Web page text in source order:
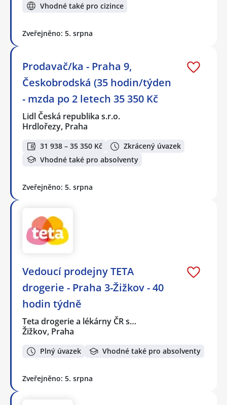
Vhodné také pro cizince
Zveřejněno: 5. srpna
Prodavač/ka - Praha 9,
Českobrodská (35 hodin/týden
- mzda po 2 letech 35 350 Kč
Lidl Česká republika s.r.o.
Hrdlořezy, Praha
31 938 – 35 350 Kč
Zkrácený úvazek
Vhodné také pro absolventy
Zveřejněno: 5. srpna
Vedoucí prodejny TETA
drogerie - Praha 3-Žižkov - 40
hodin týdně
Teta drogerie a lékárny ČR s…
Žižkov, Praha
Plný úvazek Vhodné také pro absolventy
Zveřejněno: 5. srpna